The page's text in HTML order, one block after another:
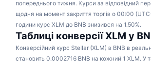
попереднього тижня. Курси за відповідний
щодня на момент закриття торгів о 00:00
години курс XLM до BNB знизився на 1.50%.
Таблиці конверсії XLM у
Конверсійний курс Stellar (XLM) в BNB в
становить 0.0002716 BNB на кожний 1 XLM. У